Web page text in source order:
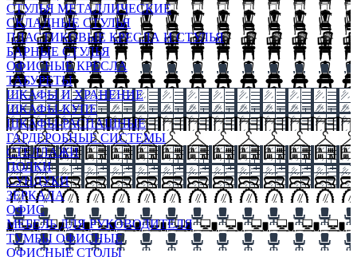
СТУЛЬЯ МЕТАЛЛИЧЕСКИЕ
СКЛАДНЫЕ СТУЛЬЯ
ПЛАСТИКОВЫЕ КРЕСЛА И СТУЛЬЯ
БАРНЫЕ СТУЛЬЯ
ОФИСНЫЕ КРЕСЛА
ТАБУРЕТЫ
ШКАФЫ И ХРАНЕНИЕ
ШКАФЫ-КУПЕ
ШКАФЫ-РАСПАШНЫЕ
ГАРДЕРОБНЫЕ СИСТЕМЫ
СТЕЛЛАЖИ
ПОЛКИ
СУНДУКИ
ЗЕРКАЛА
ОФИС
МЕБЕЛЬ ДЛЯ РУКОВОДИТЕЛЯ
ТУМБЫ ОФИСНЫЕ
ОФИСНЫЕ СТОЛЫ